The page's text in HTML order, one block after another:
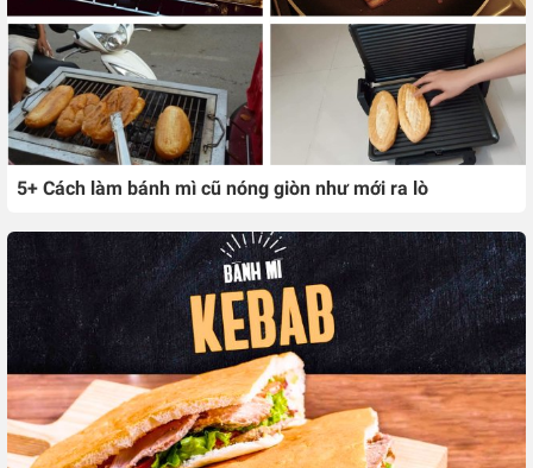
5+ Cách làm bánh mì cũ nóng giòn như mới ra lò